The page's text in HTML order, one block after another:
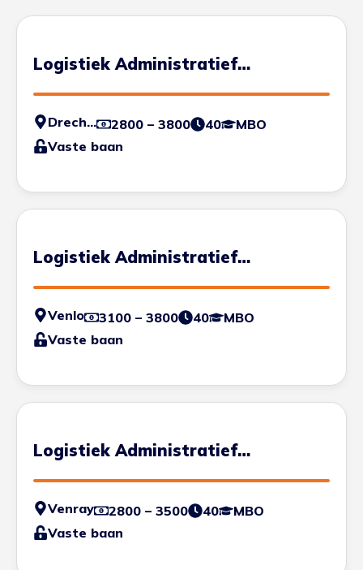
Logistiek Administratief
Medewerker
Drechtsteden 2800 – 3800 40
MBO
Vaste baan
Logistiek Administratief
Medewerker
Venlo 3100 – 3800 40
MBO
Vaste baan
Logistiek Administratief
Medewerker
Venray 2800 – 3500 40
MBO
Vaste baan